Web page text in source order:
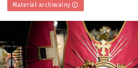
Materiał archiwalny
Kliknij, aby powiększyć